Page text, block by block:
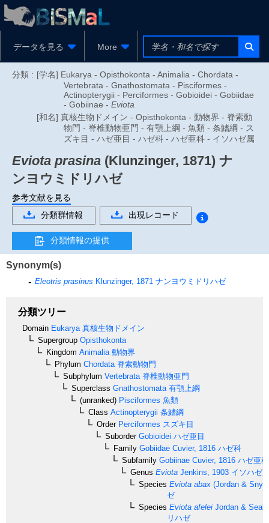
データを見る More
分類 : [学名] Eukarya - Opisthokonta - Animalia - Chordata -
Vertebrata - Gnathostomata - Pisciformes -
Actinopterygii - Perciformes - Gobioidei - Gobiidae
- Gobiinae - Eviota
[和名] 真核生物ドメイン - Opisthokonta - 動物界 - 脊索動
物門 - 脊椎動物亜門 - 有顎上綱 - 魚類 - 条鰭綱 - ス
ズキ目 - ハゼ亜目 - ハゼ科 - ハゼ亜科 - イソハゼ属
Eviota prasina (Klunzinger, 1871) ナ
ンヨウミドリハゼ
参考文献を見る
分類群情報
出現レコード
分類情報の提供
Synonym(s)
Eleotris prasinus Klunzinger, 1871 ナンヨウミドリハゼ
分類ツリー
Domain Eukarya 真核生物ドメイン
Supergroup Opisthokonta
Kingdom Animalia 動物界
Phylum Chordata 脊索動物門
Subphylum Vertebrata 脊椎動物亜門
Superclass Gnathostomata 有顎上綱
(unranked) Pisciformes 魚類
Class Actinopterygii 条鰭綱
OrderPerciformes スズキ目
SuborderGobioidei ハゼ亜目
Family Gobiidae Cuvier, 1816 ハゼ科
Subfamily Gobiinae Cuvier, 1816 ハゼ亜科
Genus Eviota Jenkins, 1903 イソハゼ
Species Eviota abax (Jordan &
ゼ
Species Eviota afelei Jordan &
リハゼ